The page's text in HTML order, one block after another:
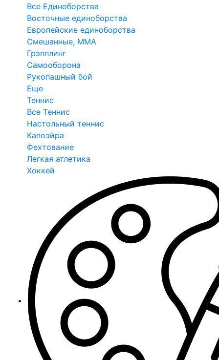
Все Единоборства
Восточные единоборства
Европейские единоборства
Смешанные, ММА
Грэпплинг
Самооборона
Рукопашный бой
Еще
Теннис
Все Теннис
Настольный теннис
Капоэйра
Фехтование
Легкая атлетика
Хоккей